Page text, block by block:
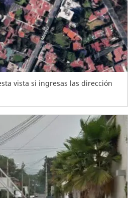
vista si ingresas las dirección